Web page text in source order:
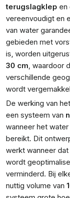
terugslagklep en
vereenvoudigt en
van water
gebieden met
is, worden
30 cm, waardoor
verschillende
wordt
De werking van
een systeem van
wanneer het
bereikt. Dit
werkt wanneer
wordt
verminderd. Bij
nuttig volume van